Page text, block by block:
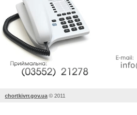
chortkivrr.gov.ua © 2011